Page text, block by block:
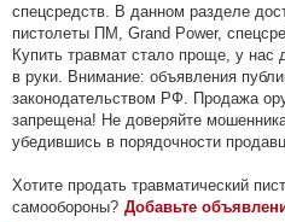
спецсредств. В данном разделе
пистолеты ПМ, Grand Power,
Купить травмат стало проще, у нас
в руки. Внимание: объявления
законодательством РФ. Продажа
запрещена! Не доверяйте
убедившись в порядочности
Хотите продать травматический
самообороны? Добавьте